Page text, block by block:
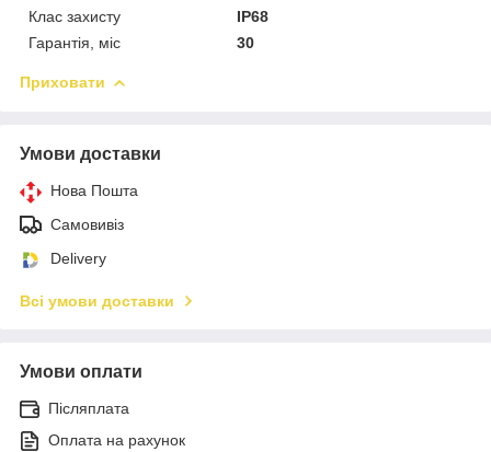
Клас захисту
IP68
Гарантія, міс
30
Приховати
Умови доставки
Нова Пошта
Самовивіз
Delivery
Всі умови доставки
Умови оплати
Післяплата
Оплата на рахунок